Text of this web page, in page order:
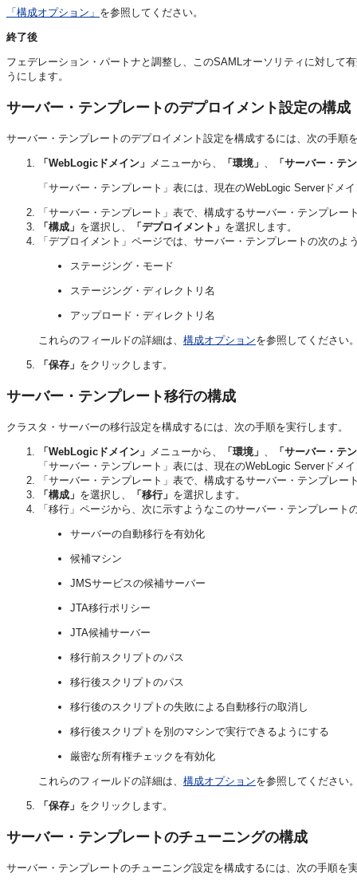
「構成オプション」 を参照してください。
終了後
フェデレーション・パートナと調整し、このSAMLオーソリティに対して
うにします。
サーバー・テンプレートのデプロイメント設定の構成
サーバー・テンプレートのデプロイメント設定を構成するには、次の手順
「WebLogicドメイン」 メニューから、 「環境」 「サーバー・テ
「サーバー・テンプレート」表には、現在のWebLogic Serverド
「サーバー・テンプレート」表で、構成するサーバー・テンプレー
「構成」 を選択し、 「デプロイメント」 を選択します。
「デプロイメント」ページでは、サーバー・テンプレートの次の
ステージング・モード
ステージング・ディレクトリ名
アップロード・ディレクトリ名
これらのフィールドの詳細は、 構成オプションを参照してください
「保存」 をクリックします。
サーバー・テンプレート移行の構成
クラスタ・サーバーの移行設定を構成するには、次の手順を実行します。
「WebLogicドメイン」 メニューから、 「環境」 、
「サーバー・テ
「サーバー・テンプレート」表には、現在のWebLogic Serverド
「サーバー・テンプレート」表で、構成するサーバー・テンプレー
「構成」 を選択し、 「移行」 を選択します。
「移行」ページから、次に示すようなこのサーバー・テンプレート
サーバーの自動移行を有効化
候補マシン
JMSサービスの候補サーバー
JTA移行ポリシー
JTA候補サーバー
移行前スクリプトのパス
移行後スクリプトのパス
移行後のスクリプトの失敗による自動移行の取消し
移行後スクリプトを別のマシンで実行できるようにする
厳密な所有権チェックを有効化
これらのフィールドの詳細は、 構成オプションを参照してください
「保存」 をクリックします。
サーバー・テンプレートのチューニングの構成
サーバー・テンプレートのチューニング設定を構成するには、次の手順を